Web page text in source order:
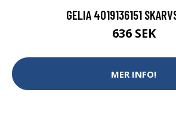
GELIA 4019136151
636 SEK
MER INFO!